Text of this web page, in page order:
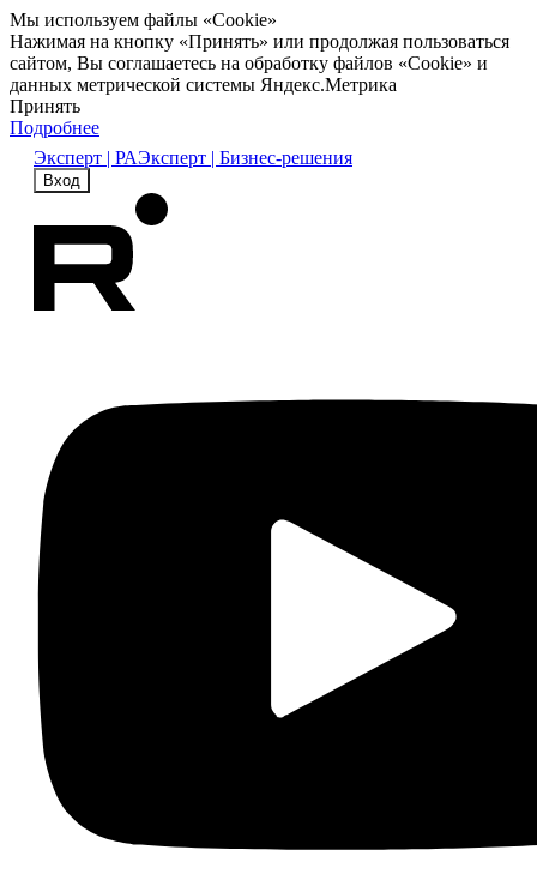
Мы используем файлы «Cookie»
Нажимая на кнопку «Принять» или продолжая пользоваться
сайтом, Вы соглашаетесь на обработку файлов «Cookie» и
данных метрической системы Яндекс.Метрика
Принять
Подробнее
Эксперт | РАЭксперт | Бизнес-решения
Вход